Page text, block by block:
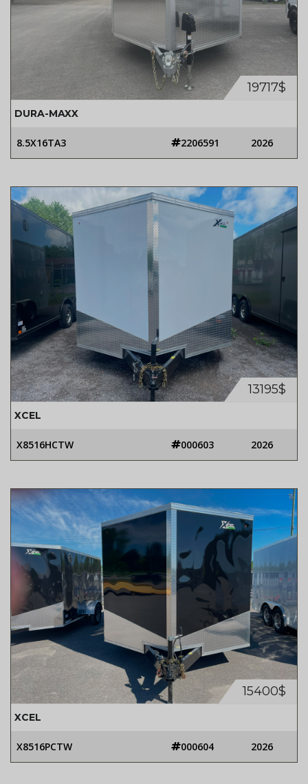
19717$
DURA-MAXX
8.5X16TA3 2206591 2026
13195$
XCEL
X8516HCTW 000603 2026
15400$
XCEL
X8516PCTW 000604 2026